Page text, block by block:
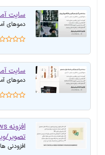
سایت
دموهای
سایت
دموهای
تصویر/
افزودنی